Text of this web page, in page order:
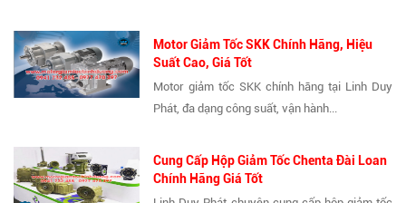
Motor Giảm Tốc SKK Chính Hãng, Hiệu
Suất Cao, Giá Tốt
Motor giảm tốc SKK chính hãng tại Linh Duy
Phát, đa dạng công suất, vận hành...
Cung Cấp Hộp Giảm Tốc Chenta Đài Loan
Chính Hãng Giá Tốt